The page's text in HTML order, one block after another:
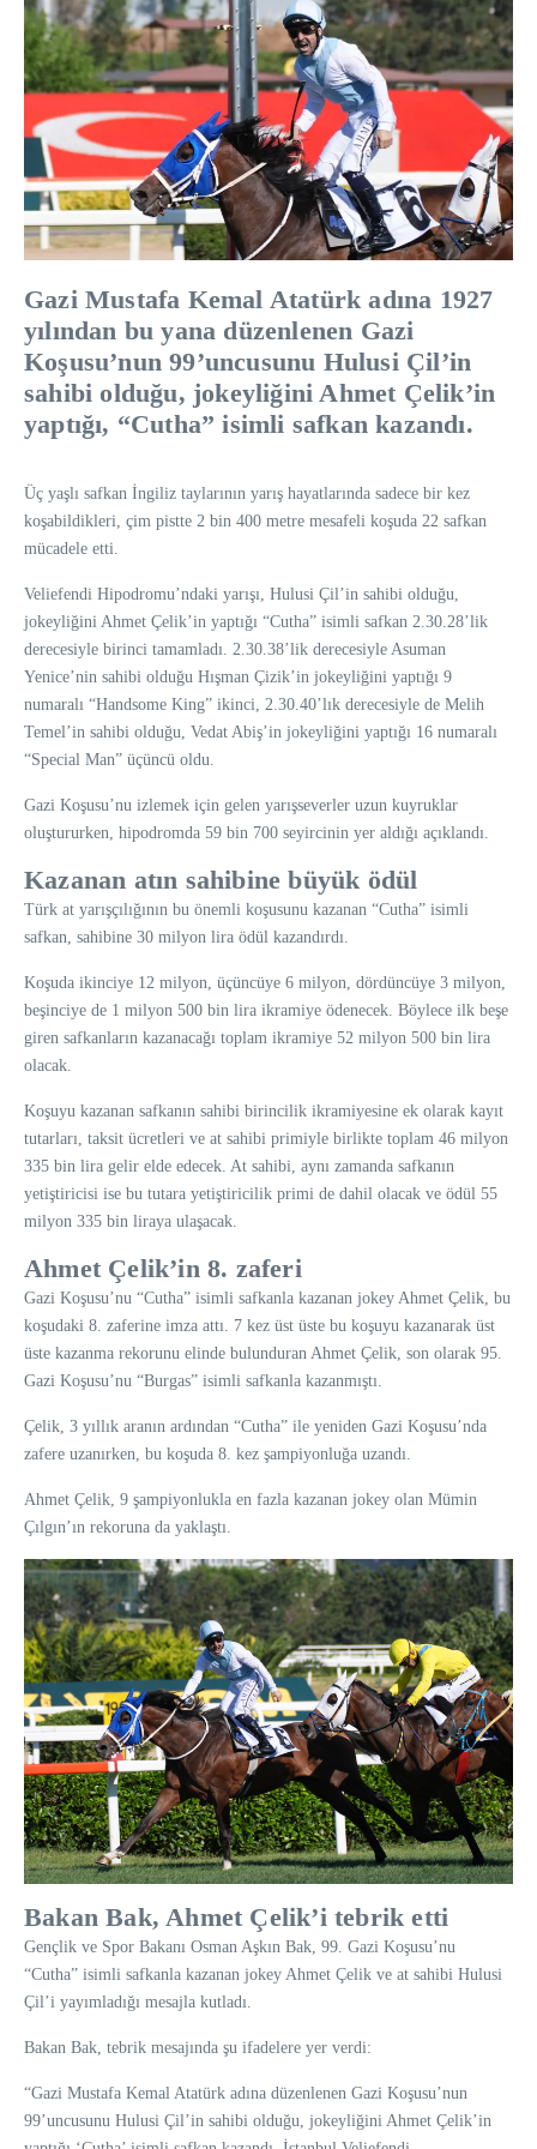
Gazi Mustafa Kemal Atatürk adına 1927
yılından bu yana düzenlenen Gazi
Koşusu’nun 99’uncusunu Hulusi Çil’in
sahibi olduğu, jokeyliğini Ahmet Çelik’in
yaptığı, “Cutha” isimli safkan kazandı.
Üç yaşlı safkan İngiliz taylarının yarış hayatlarında sadece bir kez
koşabildikleri, çim pistte 2 bin 400 metre mesafeli koşuda 22 safkan
mücadele etti.
Veliefendi Hipodromu’ndaki yarışı, Hulusi Çil’in sahibi olduğu,
jokeyliğini Ahmet Çelik’in yaptığı “Cutha” isimli safkan 2.30.28’lik
derecesiyle birinci tamamladı. 2.30.38’lik derecesiyle Asuman
Yenice’nin sahibi olduğu Hışman Çizik’in jokeyliğini yaptığı 9
numaralı “Handsome King” ikinci, 2.30.40’lık derecesiyle de Melih
Temel’in sahibi olduğu, Vedat Abiş’in jokeyliğini yaptığı 16 numaralı
“Special Man” üçüncü oldu.
Gazi Koşusu’nu izlemek için gelen yarışseverler uzun kuyruklar
oluştururken, hipodromda 59 bin 700 seyircinin yer aldığı açıklandı.
Kazanan atın sahibine büyük ödül
Türk at yarışçılığının bu önemli koşusunu kazanan “Cutha” isimli
safkan, sahibine 30 milyon lira ödül kazandırdı.
Koşuda ikinciye 12 milyon, üçüncüye 6 milyon, dördüncüye 3 milyon,
beşinciye de 1 milyon 500 bin lira ikramiye ödenecek. Böylece ilk beşe
giren safkanların kazanacağı toplam ikramiye 52 milyon 500 bin lira
olacak.
Koşuyu kazanan safkanın sahibi birincilik ikramiyesine ek olarak kayıt
tutarları, taksit ücretleri ve at sahibi primiyle birlikte toplam 46 milyon
335 bin lira gelir elde edecek. At sahibi, aynı zamanda safkanın
yetiştiricisi ise bu tutara yetiştiricilik primi de dahil olacak ve ödül 55
milyon 335 bin liraya ulaşacak.
Ahmet Çelik’in 8. zaferi
Gazi Koşusu’nu “Cutha” isimli safkanla kazanan jokey Ahmet Çelik, bu
koşudaki 8. zaferine imza attı. 7 kez üst üste bu koşuyu kazanarak üst
üste kazanma rekorunu elinde bulunduran Ahmet Çelik, son olarak 95.
Gazi Koşusu’nu “Burgas” isimli safkanla kazanmıştı.
Çelik, 3 yıllık aranın ardından “Cutha” ile yeniden Gazi Koşusu’nda
zafere uzanırken, bu koşuda 8. kez şampiyonluğa uzandı.
Ahmet Çelik, 9 şampiyonlukla en fazla kazanan jokey olan Mümin
Çılgın’ın rekoruna da yaklaştı.
Bakan Bak, Ahmet Çelik’i tebrik etti
Gençlik ve Spor Bakanı Osman Aşkın Bak, 99. Gazi Koşusu’nu
“Cutha” isimli safkanla kazanan jokey Ahmet Çelik ve at sahibi Hulusi
Çil’i yayımladığı mesajla kutladı.
Bakan Bak, tebrik mesajında şu ifadelere yer verdi:
“Gazi Mustafa Kemal Atatürk adına düzenlenen Gazi Koşusu’nun
99’uncusunu Hulusi Çil’in sahibi olduğu, jokeyliğini Ahmet Çelik’in